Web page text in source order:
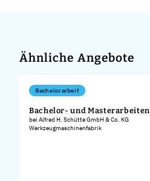
Ähnliche Angebote
Bachelorarbeit
Bachelor- und Masterarbeiten
bei Alfred H. Schütte GmbH & Co. KG
Werkzeugmaschinenfabrik